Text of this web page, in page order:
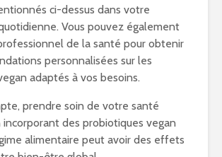
ci-dessus dans votre
Vous pouvez également
de la santé pour obtenir
personnalisées sur les
adaptés à vos besoins.
prendre soin de votre santé
des probiotiques vegan
alimentaire peut avoir des effets